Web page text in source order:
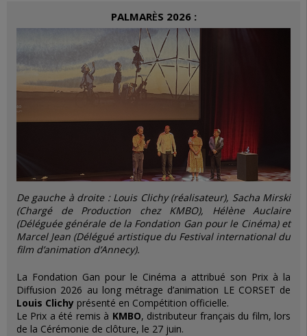
PALMARÈS 2026 :
De gauche à droite : Louis Clichy (réalisateur), Sacha Mirski
(Chargé de Production chez KMBO), Hélène Auclaire
(Déléguée générale de la Fondation Gan pour le Cinéma) et
Marcel Jean (Délégué artistique du Festival international du
film d’animation d’Annecy).
La Fondation Gan pour le Cinéma a attribué son Prix à la
Diffusion 2026 au long métrage d’animation LE CORSET de
Louis Clichy présenté en Compétition officielle.
Le Prix a été remis à KMBO, distributeur français du film, lors
de la Cérémonie de clôture, le 27 juin.